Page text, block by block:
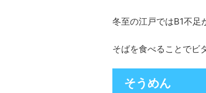
冬至の江戸ではB1不足
そばを食べることでビ
そうめん